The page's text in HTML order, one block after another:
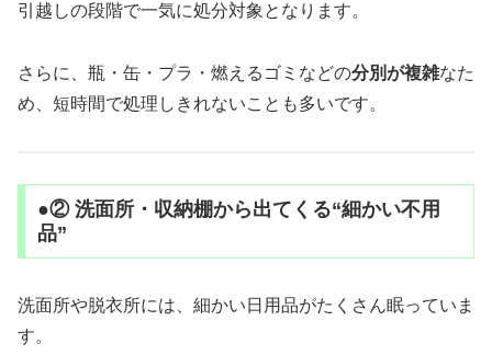
引越しの段階で一気に処分対象となります。
さらに、瓶・缶・プラ・燃えるゴミなどの分別が複雑なた
め、短時間で処理しきれないことも多いです。
●② 洗面所・収納棚から出てくる“細かい不用
品”
洗面所や脱衣所には、細かい日用品がたくさん眠っていま
す。